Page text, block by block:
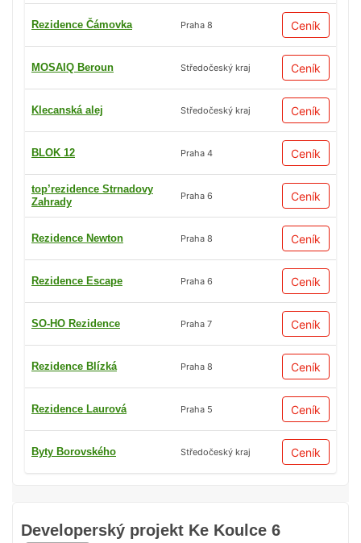
Developerský projekt Ke Koulce 6
Rezidence Čámovka Praha 8 Ceník
MOSAIQ Beroun Středočeský kraj Ceník
Klecanská alej Středočeský kraj Ceník
BLOK 12 Praha 4 Ceník
top’rezidence Strnadovy
Zahrady
Praha 6 Ceník
Rezidence Newton Praha 8 Ceník
Rezidence Escape Praha 6 Ceník
SO-HO Rezidence Praha 7 Ceník
Rezidence Blízká Praha 8 Ceník
Rezidence Laurová Praha 5 Ceník
Byty Borovského Středočeský kraj Ceník